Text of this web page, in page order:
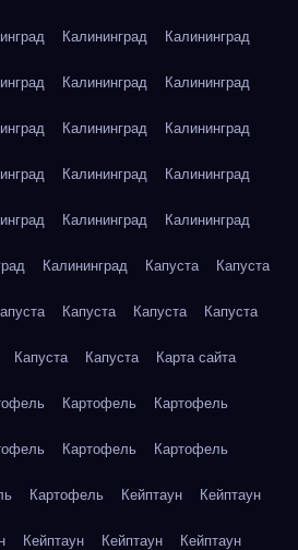
Калининград Калининград
Калининград Калининград
Калининград Калининград
Калининград Калининград
Калининград Калининград
Калининград Капуста Капуста
Капуста Капуста Капуста
Капуста Капуста Карта сайта
Картофель Картофель
Картофель Картофель
Картофель Кейптаун Кейптаун
Кейптаун Кейптаун Кейптаун